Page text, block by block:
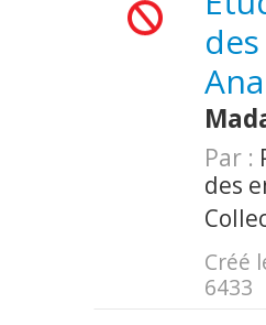
Par :
des
Créé
6433